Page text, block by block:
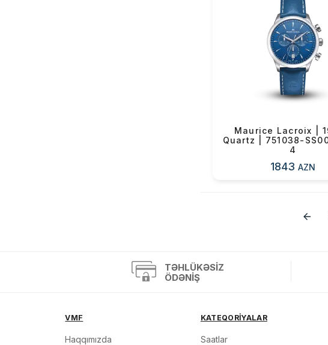
Maurice Lacroix |
Quartz | 751038-
4
1843 AZN
TƏHLÜKƏSIZ
ÖDƏNIŞ
VMF
Haqqımızda
KATEQORİYALAR
Saatlar